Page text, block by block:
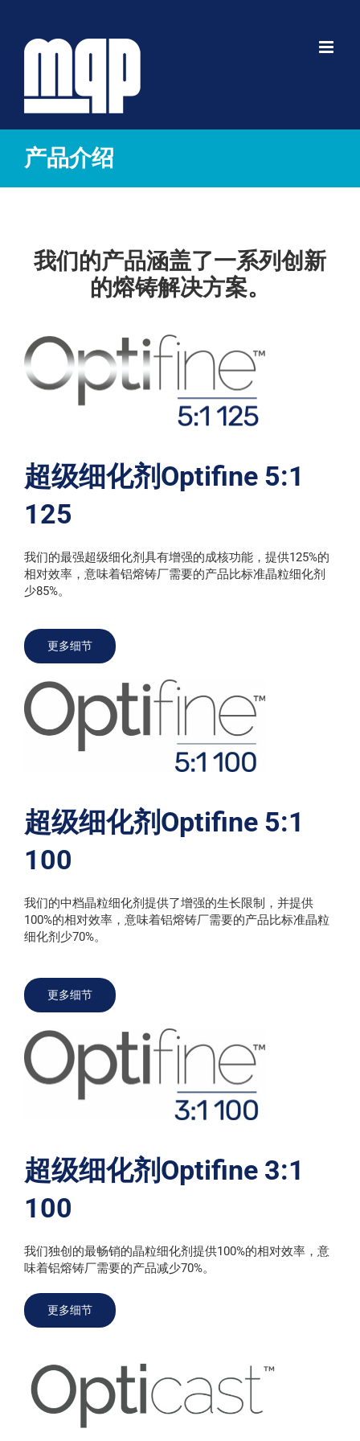
产品介绍
我们的产品涵盖了一系列创新
的熔铸解决方案。
超级细化剂Optifine 5:1
125
我们的最强超级细化剂具有增强的成核功能，提供125%的
相对效率，意味着铝熔铸厂需要的产品比标准晶粒细化剂
少85%。
更多细节
超级细化剂Optifine 5:1
100
我们的中档晶粒细化剂提供了增强的生长限制，并提供
100%的相对效率，意味着铝熔铸厂需要的产品比标准晶粒
细化剂少70%。
更多细节
超级细化剂Optifine 3:1
100
我们独创的最畅销的晶粒细化剂提供100%的相对效率，意
味着铝熔铸厂需要的产品减少70%。
更多细节